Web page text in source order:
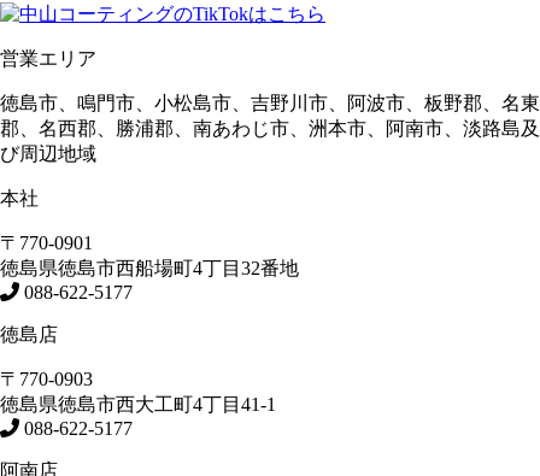
営業エリア
徳島市、鳴門市、小松島市、吉野川市、阿波市、板野郡、名東
郡、名西郡、勝浦郡、南あわじ市、洲本市、阿南市、淡路島及
び周辺地域
本社
〒770-0901
徳島県徳島市西船場町4丁目32番地
088-622-5177
徳島店
〒770-0903
徳島県徳島市西大工町4丁目41-1
088-622-5177
阿南店